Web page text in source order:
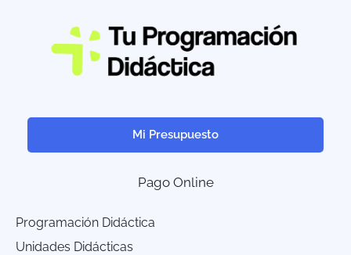
Mi Presupuesto
Pago Online
Programación Didáctica
Unidades Didácticas